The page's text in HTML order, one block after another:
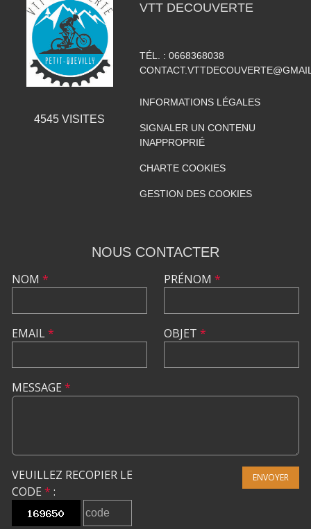
4545 VISITES
VTT DECOUVERTE
TÉL. : 0668368038
INFORMATIONS LÉGALES
SIGNALER UN CONTENU
INAPPROPRIÉ
CHARTE COOKIES
GESTION DES COOKIES
NOUS CONTACTER
NOM *
EMAIL*
PRÉNOM *
OBJET *
MESSAGE *
VEUILLEZ RECOPIER LE
CODE * :
ENVOYER